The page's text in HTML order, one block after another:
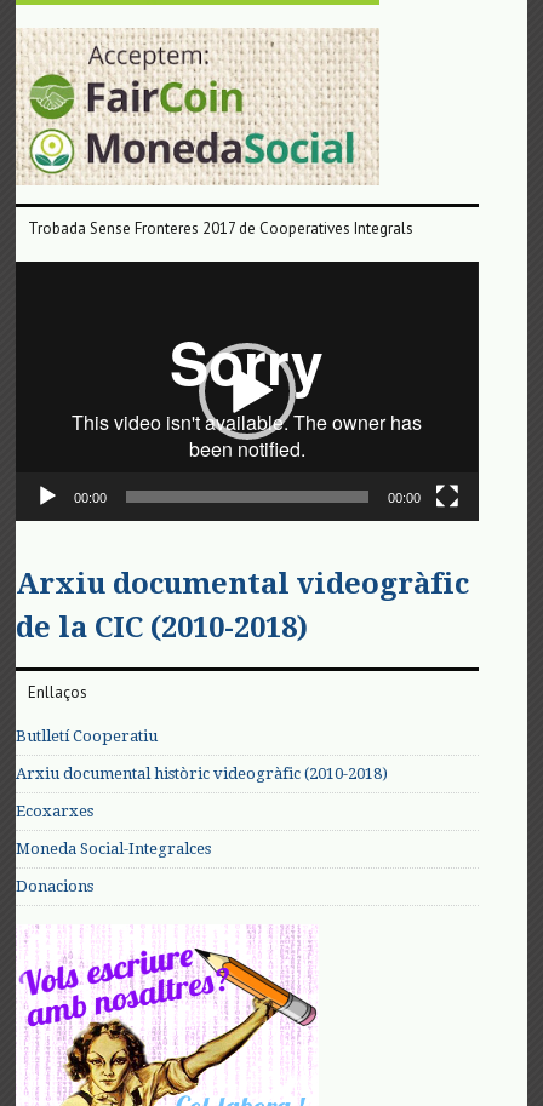
Trobada Sense Fronteres 2017 de Cooperatives Integrals
00:00 00:00
Arxiu documental videogràfic
de la CIC (2010-2018)
Enllaços
Butlletí Cooperatiu
Arxiu documental històric videogràfic (2010-2018)
Ecoxarxes
Moneda Social-Integralces
Donacions